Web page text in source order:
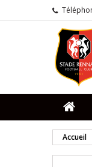
Accueil